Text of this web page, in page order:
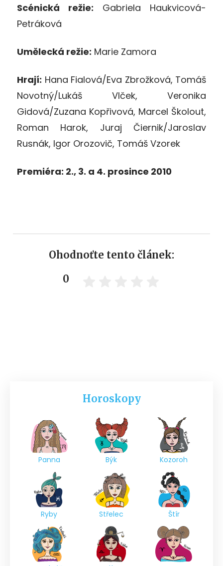
Scénická režie: Gabriela Haukvicová-
Petráková
Umělecká režie: Marie Zamora
Hrají: Hana Fialová/Eva Zbrožková, Tomáš
Novotný/Lukáš Vlček, Veronika
Gidová/Zuzana Kopřivová, Marcel Školout,
Roman Harok, Juraj Čiernik/Jaroslav
Rusnák, Igor Orozovič, Tomáš Vzorek
Premiéra: 2., 3. a 4. prosince 2010
Ohodnoťte tento článek:
0
Horoskopy
Panna Býk Kozoroh
Ryby Střelec Štír